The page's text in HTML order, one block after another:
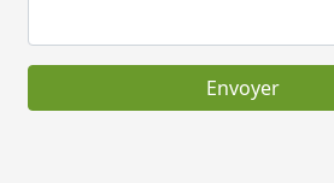
Envoyer